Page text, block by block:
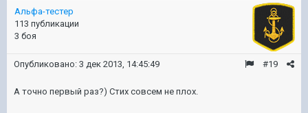
Альфа-тестер
113 публикации
3 боя
#19
Опубликовано: 3 дек 2013, 14:45:49
А точно первый раз?) Стих совсем не плох.